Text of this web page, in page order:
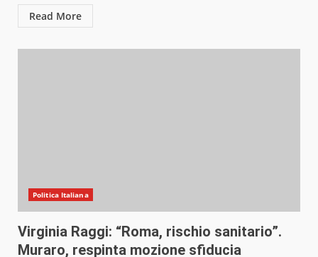
Read More
Politica Italiana
Virginia Raggi: “Roma, rischio sanitario”.
Muraro, respinta mozione sfiducia